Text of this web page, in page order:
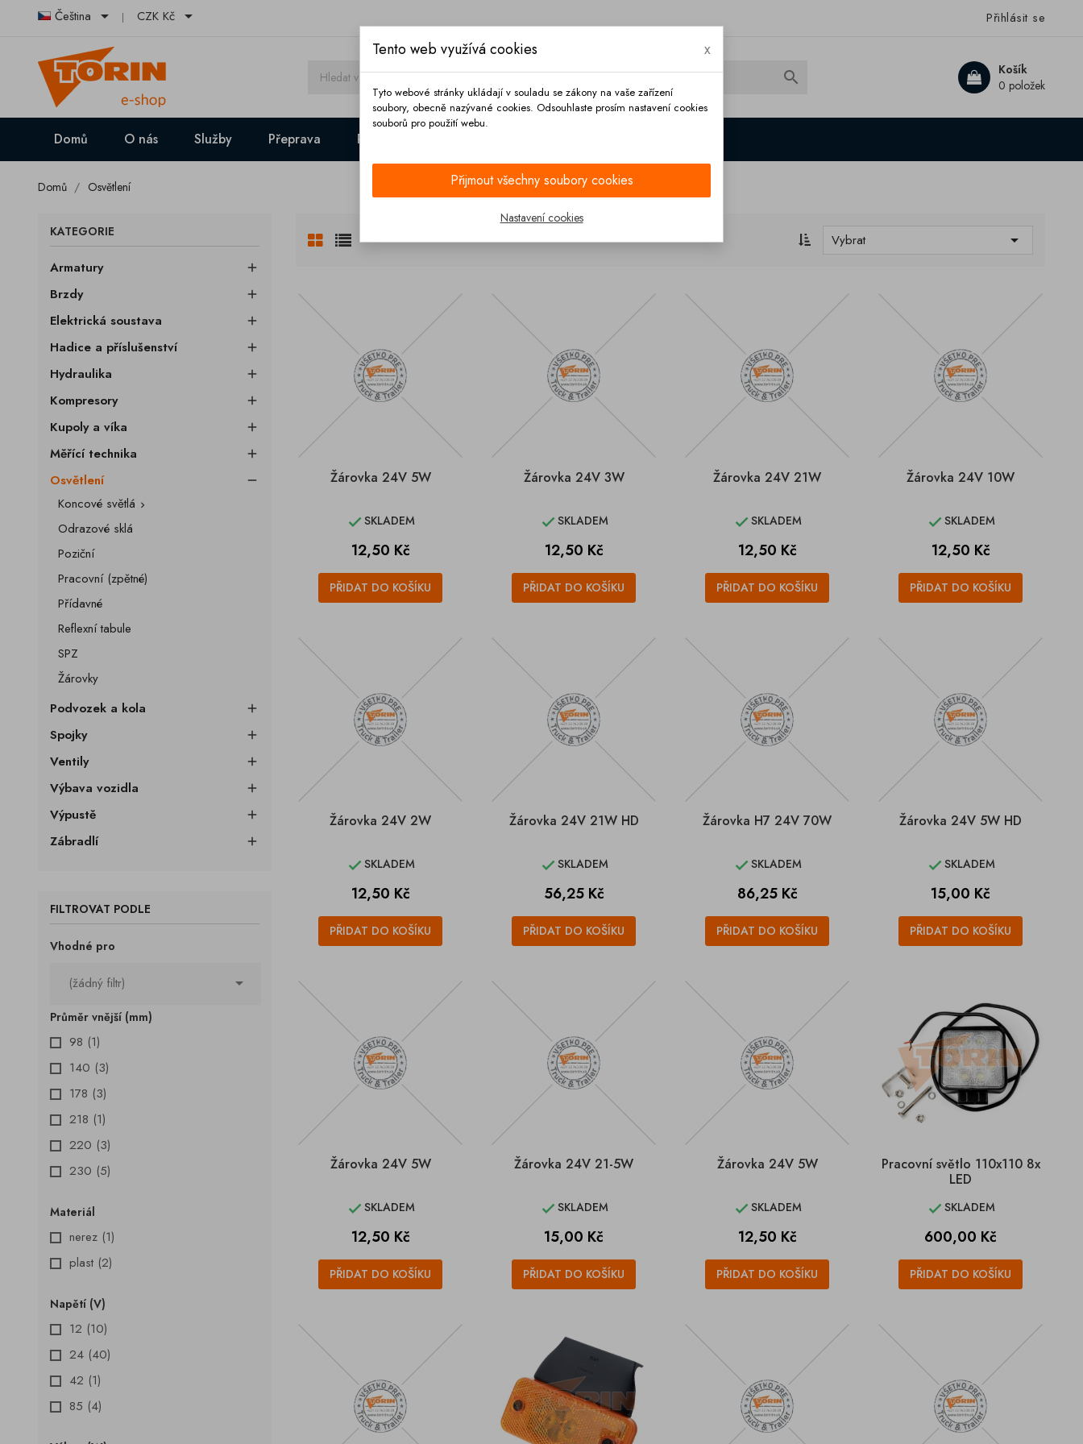
Čeština  CZK Kč  Přihlásit se
Košík
0 položek

Domů O nás Služby Přeprava Platba
Domů Osvětlení
KATEGORIE
Armatury 
Brzdy 
Elektrická soustava 
Hadice a příslušenství 
Hydraulika 
Kompresory 
Kupoly a víka 
Měřící technika 
Osvětlení 
Koncové světlá 
Odrazové sklá
Poziční
Pracovní (zpětné)
Přídavné
Reflexní tabule
SPZ
Žárovky
Podvozek a kola

Spojky 
Ventily 
Výbava vozidla 
Výpustě 
Zábradlí 
FILTROVAT PODLE
Vhodné pro
(žádný filtr) 
Průměr vnější (mm)
98 (1)
140 (3)
178 (3)
218 (1)
220 (3)
230 (5)
Materiál
nerez (1)
plast (2)
Napětí (V)
12 (10)
24 (40)
42 (1)
85 (4)
Vybrat 
Žárovka 24V 5W
SKLADEM
Cena
12,50 Kč
PŘIDAT DO KOŠÍKU
Žárovka 24V 3W
SKLADEM
Cena
12,50 Kč
PŘIDAT DO KOŠÍKU
Žárovka 24V 21W
SKLADEM
Cena
12,50 Kč
PŘIDAT DO KOŠÍKU
Žárovka 24V 10W
SKLADEM
Cena
12,50 Kč
PŘIDAT DO KOŠÍKU
Žárovka 24V 2W
SKLADEM
Cena
12,50 Kč
PŘIDAT DO KOŠÍKU
Žárovka 24V 21W HD
SKLADEM
Cena
56,25 Kč
PŘIDAT DO KOŠÍKU
Žárovka H7 24V 70W
SKLADEM
Cena
86,25 Kč
PŘIDAT DO KOŠÍKU
Žárovka 24V 5W HD
SKLADEM
Cena
15,00 Kč
PŘIDAT DO KOŠÍKU
Žárovka 24V 5W
SKLADEM
Cena
12,50 Kč
PŘIDAT DO KOŠÍKU
Žárovka 24V 21-5W
SKLADEM
Cena
15,00 Kč
PŘIDAT DO KOŠÍKU
Žárovka 24V 5W
SKLADEM
Cena
12,50 Kč
PŘIDAT DO KOŠÍKU
Pracovní světlo 110x110 8x
LED
SKLADEM
Cena
600,00 Kč
PŘIDAT DO KOŠÍKU
Tento web využívá cookies x
Tyto webové stránky ukládají v souladu se zákony na vaše zařízení
soubory, obecně nazývané cookies. Odsouhlaste prosím nastavení cookies
souborů pro použití webu.
Přijmout všechny soubory cookies
Nastavení cookies